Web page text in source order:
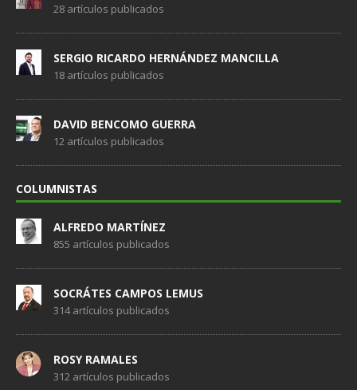
28 artículos publicados
SERGIO RICARDO HERNÁNDEZ MANCILLA
18 artículos publicados
DAVID BENCOMO GUERRA
12 artículos publicados
COLUMNISTAS
ALFREDO MARTÍNEZ
855 artículos publicados
SOCRÁTES CAMPOS LEMUS
314 artículos publicados
ROSY RAMALES
312 artículos publicados